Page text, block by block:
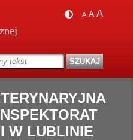
A A A
W LUBLINIE